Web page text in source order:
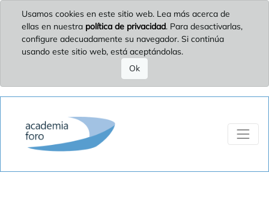
Usamos cookies en este sitio web. Lea más acerca de
ellas en nuestra política de privacidad. Para desactivarlas,
configure adecuadamente su navegador. Si continúa
usando este sitio web, está aceptándolas.
Ok